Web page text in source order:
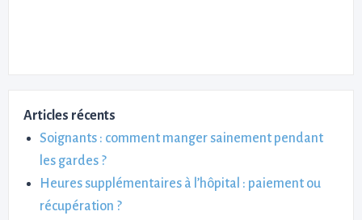
Articles récents
Soignants : comment manger sainement pendant
les gardes ?
Heures supplémentaires à l’hôpital : paiement ou
récupération ?